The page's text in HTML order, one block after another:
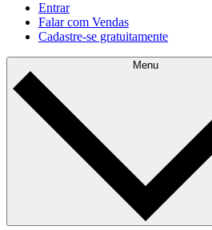
Entrar
Falar com Vendas
Cadastre‐se gratuitamente
Menu